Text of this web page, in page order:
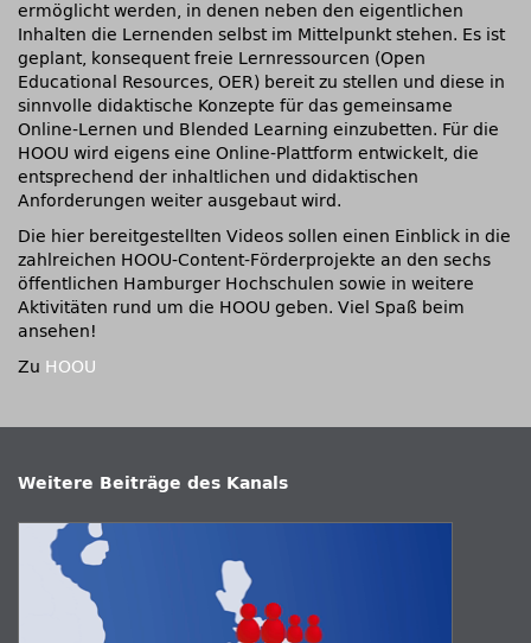
ermöglicht werden, in denen neben den eigentlichen
Inhalten die Lernenden selbst im Mittelpunkt stehen. Es ist
geplant, konsequent freie Lernressourcen (Open
Educational Resources, OER) bereit zu stellen und diese in
sinnvolle didaktische Konzepte für das gemeinsame
Online-Lernen und Blended Learning einzubetten. Für die
HOOU wird eigens eine Online-Plattform entwickelt, die
entsprechend der inhaltlichen und didaktischen
Anforderungen weiter ausgebaut wird.
Die hier bereitgestellten Videos sollen einen Einblick in die
zahlreichen HOOU-Content-Förderprojekte an den sechs
öffentlichen Hamburger Hochschulen sowie in weitere
Aktivitäten rund um die HOOU geben. Viel Spaß beim
ansehen!
Zu HOOU
Weitere Beiträge des Kanals